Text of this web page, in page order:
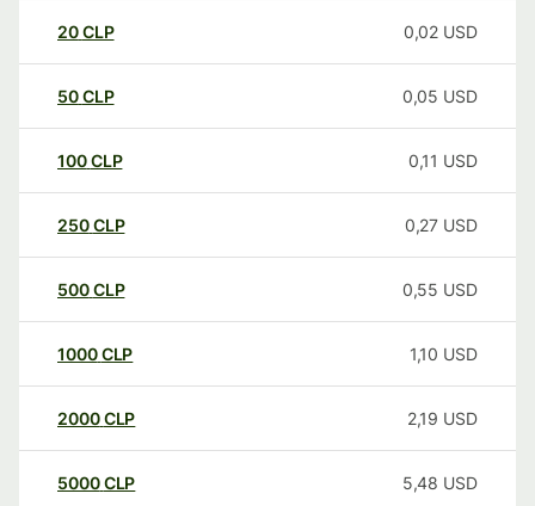
20CLP 0,02 USD
50CLP 0,05 USD
100CLP 0,11 USD
250CLP 0,27 USD
500CLP 0,55 USD
1000CLP 1,10 USD
2000CLP 2,19 USD
5000CLP 5,48 USD